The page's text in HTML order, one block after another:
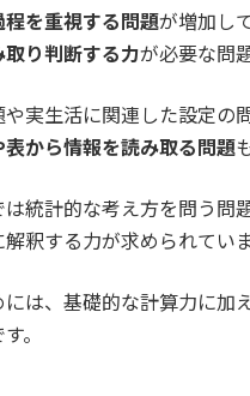
程を重視する問題が増加し
取り判断する力が必要な問
実生活に関連した設定の
表から情報を読み取る問題
は統計的な考え方を問う問
釈する力が求められていま
は、基礎的な計算力に加え
。